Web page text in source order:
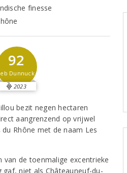
finesse
92
Dunnuck
2023
bezit negen hectaren
aangrenzend op vrijwel
Rhône met de naam Les
de toenmalige excentrieke
niet als Châteauneuf-du-